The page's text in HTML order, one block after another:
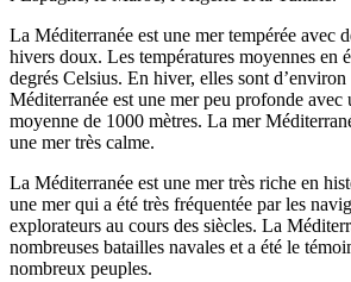
La Méditerranée est une mer tempérée avec
hivers doux. Les températures moyennes en
degrés Celsius. En hiver, elles sont
Méditerranée est une mer peu profonde avec
moyenne de 1000 mètres. La mer
une mer très calme.
La Méditerranée est une mer très riche en
une mer qui a été très fréquentée par les
explorateurs au cours des siècles. La
nombreuses batailles navales et a été le
nombreux peuples.